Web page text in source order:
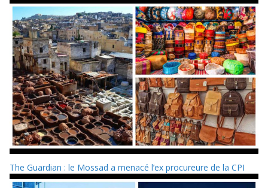
The Guardian : le Mossad a menacé l’ex procureure de la CPI